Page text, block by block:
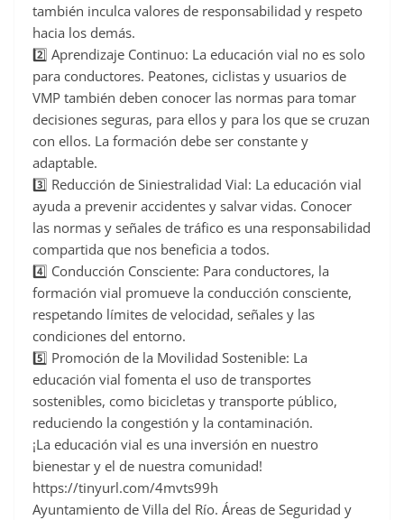
también inculca valores de responsabilidad y respeto
hacia los demás.
2️⃣ Aprendizaje Continuo: La educación vial no es solo
para conductores. Peatones, ciclistas y usuarios de
VMP también deben conocer las normas para tomar
decisiones seguras, para ellos y para los que se cruzan
con ellos. La formación debe ser constante y
adaptable.
3️⃣ Reducción de Siniestralidad Vial: La educación vial
ayuda a prevenir accidentes y salvar vidas. Conocer
las normas y señales de tráfico es una responsabilidad
compartida que nos beneficia a todos.
4️⃣ Conducción Consciente: Para conductores, la
formación vial promueve la conducción consciente,
respetando límites de velocidad, señales y las
condiciones del entorno.
5️⃣ Promoción de la Movilidad Sostenible: La
educación vial fomenta el uso de transportes
sostenibles, como bicicletas y transporte público,
reduciendo la congestión y la contaminación.
¡La educación vial es una inversión en nuestro
bienestar y el de nuestra comunidad!
https://tinyurl.com/4mvts99h
Ayuntamiento de Villa del Río. Áreas de Seguridad y